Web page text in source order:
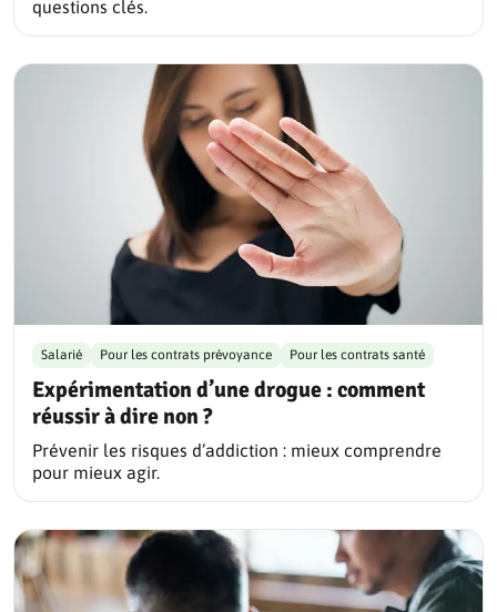
questions clés.
Expérimentation d’une drogue : comment
réussir à dire non ?
Salarié Pour les contrats prévoyance Pour les contrats santé
Prévenir les risques d’addiction : mieux comprendre
pour mieux agir.